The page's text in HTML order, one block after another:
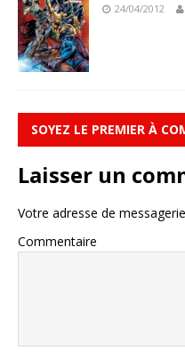
24/04/2012
SOYEZ LE PREMIER À
Laisser un
Votre adresse de
Commentaire